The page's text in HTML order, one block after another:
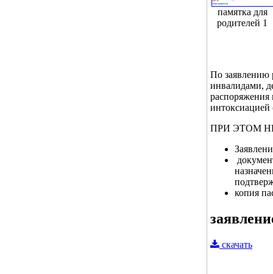
памятка для
родителей 1
По заявлению
инвалидами,
распоряжения
ПРИ ЭТОМ
копия
скачать